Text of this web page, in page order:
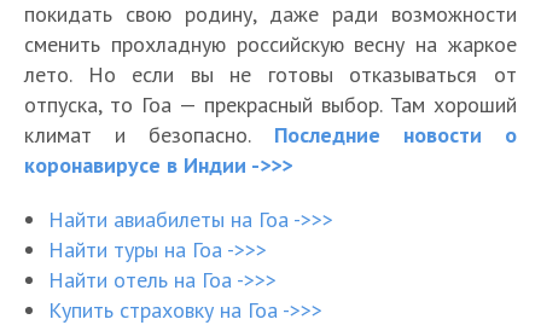
покидать свою родину, даже ради возможности
сменить прохладную российскую весну на жаркое
лето. Но если вы не готовы отказываться от
отпуска, то Гоа — прекрасный выбор. Там хороший
климат и безопасно. Последние новости о
коронавирусе в Индии ->>>
Найти авиабилеты на Гоа ->>>
Найти туры на Гоа ->>>
Найти отель на Гоа ->>>
Купить страховку на Гоа ->>>